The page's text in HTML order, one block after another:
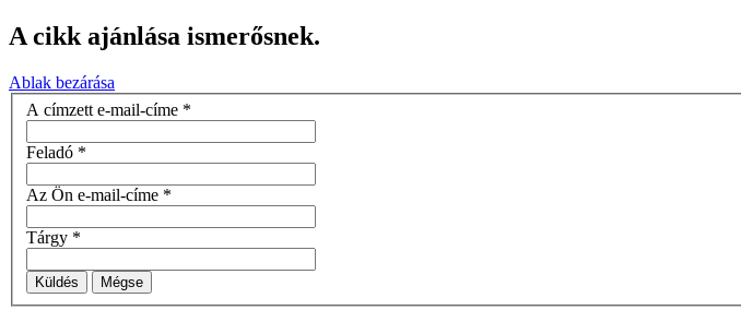
A cikk ajánlása ismerősnek.
Ablak bezárása
A címzett e-mail-címe *
Feladó *
Az Ön e-mail-címe *
Tárgy *
Küldés Mégse